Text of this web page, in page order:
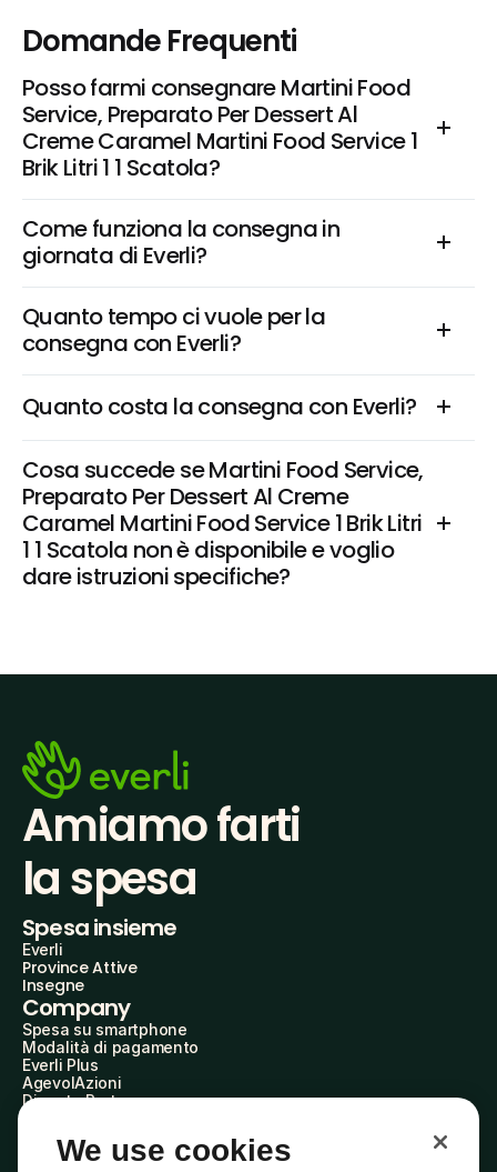
Domande Frequenti
Posso farmi consegnare Martini Food
Service, Preparato Per Dessert Al
Creme Caramel Martini Food Service 1
Brik Litri 1 1 Scatola?
Come funziona la consegna in
giornata di Everli?
Quanto tempo ci vuole per la
consegna con Everli?
Quanto costa la consegna con Everli?
Cosa succede se Martini Food Service,
Preparato Per Dessert Al Creme
Caramel Martini Food Service 1 Brik Litri
1 1 Scatola non è disponibile e voglio
dare istruzioni specifiche?
Amiamo farti
la spesa
Spesa insieme
Everli
Province Attive
Insegne
Company
Spesa su smartphone
Modalità di pagamento
Everli Plus
AgevolAzioni
Diventa Partner
Everli Shoppers
About Us
We use cookies